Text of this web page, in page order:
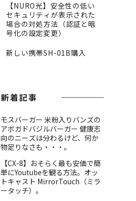
【NURO光】安全性の低い
セキュリティが表示された
場合の対処方法（認証と暗
号化の設定変更）
新しい携帯SH-01B購入
新着記事
モスバーガー 米粉入りバンズの
アボガドバジルバーガー 健康志
向のニーズは分わるけど、何か
物足りなさも・・・。
【CX-8】おそらく最も安価で簡
単にYoutubeを観る方法。オッ
トキャスト MirrorTouch（ミラ
ータッチ）。